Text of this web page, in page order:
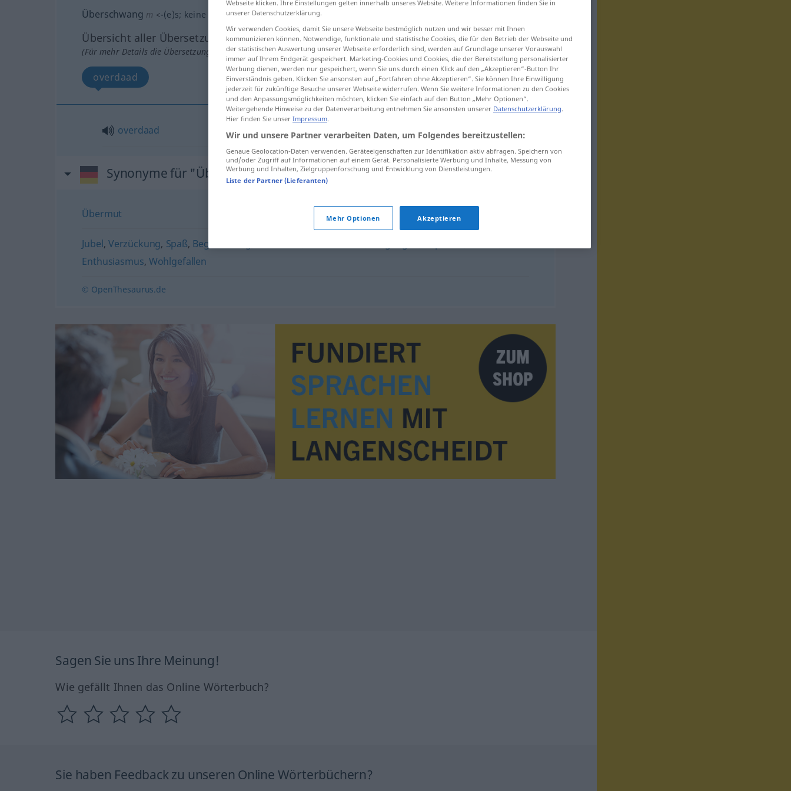
Überschwang m <-(e)s; keine Pluralform >
Übersicht aller Übersetzungen
(Für mehr Details die Übersetzung anklicken/antippen)
overdaad
overdaad Überschwang
Synonyme für "Überschwang"
Übermut
Jubel, Verzückung, Spaß, Begeisterung
Enthusiasmus, Wohlgefallen
© OpenThesaurus.de
Sagen Sie uns Ihre Meinung!
Wie gefällt Ihnen das Online Wörterbuch?
Sie haben Feedback zu unseren Online Wörterbüchern?
Webseite klicken. Ihre Einstellungen gelten innerhalb unseres Website. Weitere Informationen finden Sie in
unserer Datenschutzerklärung.
Wir verwenden Cookies, damit Sie unsere Webseite bestmöglich nutzen und wir besser mit Ihnen
kommunizieren können. Notwendige, funktionale und statistische Cookies, die für den Betrieb der Webseite und
der statistischen Auswertung unserer Webseite erforderlich sind, werden auf Grundlage unserer Vorauswahl
immer auf Ihrem Endgerät gespeichert. Marketing-Cookies und Cookies, die der Bereitstellung personalisierter
Werbung dienen, werden nur gespeichert, wenn Sie uns durch einen Klick auf den „Akzeptieren“-Button Ihr
Einverständnis geben. Klicken Sie ansonsten auf „Fortfahren ohne Akzeptieren“. Sie können Ihre Einwilligung
jederzeit für zukünftige Besuche unserer Webseite widerrufen. Wenn Sie weitere Informationen zu den Cookies
und den Anpassungsmöglichkeiten möchten, klicken Sie einfach auf den Button „Mehr Optionen“.
Weitergehende Hinweise zu der Datenverarbeitung entnehmen Sie ansonsten unserer Datenschutzerklärung.
Hier finden Sie unser Impressum.
Wir und unsere Partner verarbeiten Daten, um Folgendes bereitzustellen:
Genaue Geolocation-Daten verwenden. Geräteeigenschaften zur Identifikation aktiv abfragen. Speichern von
und/oder Zugriff auf Informationen auf einem Gerät. Personalisierte Werbung und Inhalte, Messung von
Werbung und Inhalten, Zielgruppenforschung und Entwicklung von Dienstleistungen.
Liste der Partner (Lieferanten)
Mehr Optionen Akzeptieren